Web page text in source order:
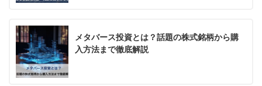
メタバース投資とは？話題の株式銘柄から購
入方法まで徹底解説